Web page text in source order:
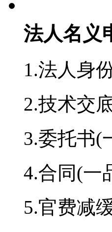
法人名义
1.法人身
2.技术交
3.委托书(
4.合同(一
5.官费减